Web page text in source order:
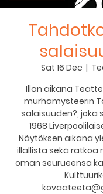
Sat 16 Dec
  |
Illan aikana
murhamysteerin
salaisuuden?, joka
1968
Näytöksen aikana
illallista sekä ratkoa
oman seurueensa